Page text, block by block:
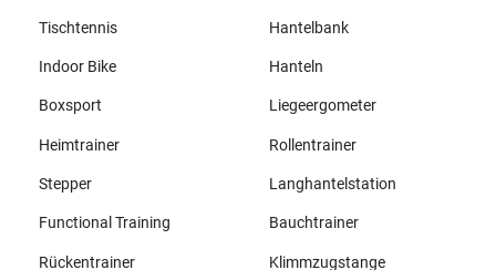
Tischtennis Hantelbank
Indoor Bike Hanteln
Boxsport Liegeergometer
Heimtrainer Rollentrainer
Stepper Langhantelstation
Functional Training Bauchtrainer
Rückentrainer Klimmzugstange